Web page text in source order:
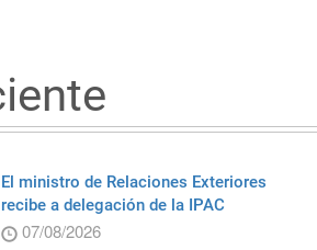
El ministro de Relaciones Exteriores
recibe a delegación de la IPAC
07/08/2026